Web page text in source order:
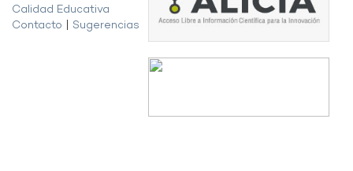
Calidad Educativa
Contacto
Sugerencias